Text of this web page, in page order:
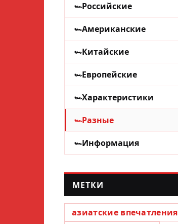
Российские
Американские
Китайские
Европейские
Характеристики
Разные
Информация
МЕТКИ
азиатские впечатления